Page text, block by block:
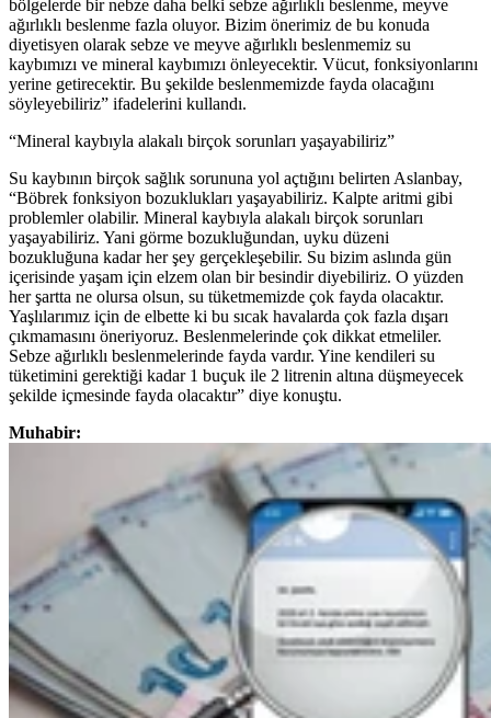
bölgelerde bir nebze daha belki sebze ağırlıklı beslenme, meyve
ağırlıklı beslenme fazla oluyor. Bizim önerimiz de bu konuda
diyetisyen olarak sebze ve meyve ağırlıklı beslenmemiz su
kaybımızı ve mineral kaybımızı önleyecektir. Vücut, fonksiyonlarını
yerine getirecektir. Bu şekilde beslenmemizde fayda olacağını
söyleyebiliriz” ifadelerini kullandı.
“Mineral kaybıyla alakalı birçok sorunları yaşayabiliriz”
Su kaybının birçok sağlık sorununa yol açtığını belirten Aslanbay,
“Böbrek fonksiyon bozuklukları yaşayabiliriz. Kalpte aritmi gibi
problemler olabilir. Mineral kaybıyla alakalı birçok sorunları
yaşayabiliriz. Yani görme bozukluğundan, uyku düzeni
bozukluğuna kadar her şey gerçekleşebilir. Su bizim aslında gün
içerisinde yaşam için elzem olan bir besindir diyebiliriz. O yüzden
her şartta ne olursa olsun, su tüketmemizde çok fayda olacaktır.
Yaşlılarımız için de elbette ki bu sıcak havalarda çok fazla dışarı
çıkmamasını öneriyoruz. Beslenmelerinde çok dikkat etmeliler.
Sebze ağırlıklı beslenmelerinde fayda vardır. Yine kendileri su
tüketimini gerektiği kadar 1 buçuk ile 2 litrenin altına düşmeyecek
şekilde içmesinde fayda olacaktır” diye konuştu.
Muhabir: